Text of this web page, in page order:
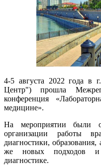
4-5 августа 2022 года в
Центр") прошла
конференция
медицине».
На мероприятии были
организации работы
диагностики,
же новых подходов и
диагностике.